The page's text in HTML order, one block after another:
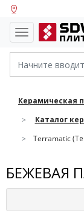
Керамическая
Каталог
Terramatic
БЕЖЕВАЯ